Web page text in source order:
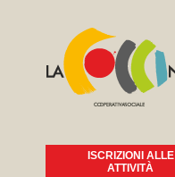
ISCRIZIONI ALLE
ATTIVITÀ